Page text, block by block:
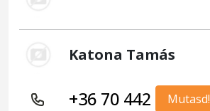
Katona Tamás
+36 70 442 Mutasd!